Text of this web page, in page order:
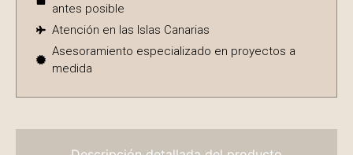
antes posible
Atención en las Islas Canarias
Asesoramiento especializado en proyectos a
medida